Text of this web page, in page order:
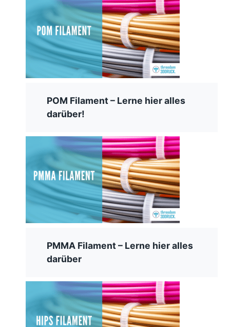
POM Filament – Lerne hier alles
darüber!
PMMA Filament – Lerne hier alles
darüber